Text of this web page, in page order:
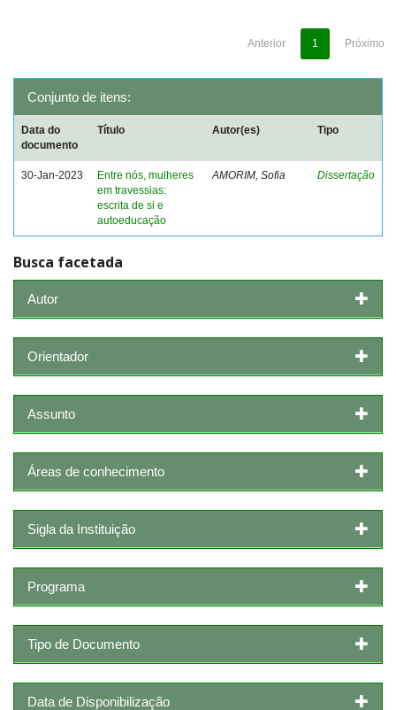
Anterior 1 Próximo
Conjunto de itens:
Data do
documento
Título Autor(es) Tipo
30-Jan-2023
Entre nós, mulheres
em travessias:
escrita de si e
autoeducação
AMORIM, Sofia Dissertação
Busca facetada
Autor
Orientador
Assunto
Áreas de conhecimento
Sigla da Instituição
Programa
Tipo de Documento
Data de Disponibilização